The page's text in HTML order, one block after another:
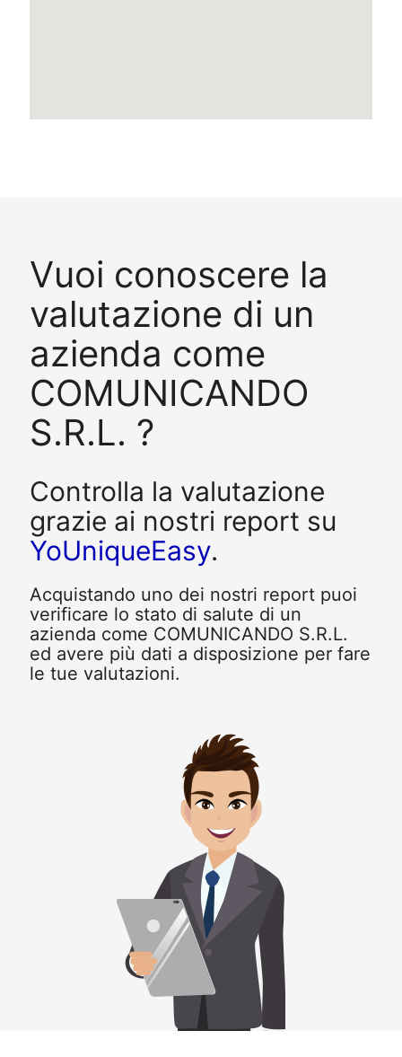
Vuoi conoscere la
valutazione di un
azienda come
COMUNICANDO
S.R.L. ?
Controlla la valutazione
grazie ai nostri report su
YoUniqueEasy.
Acquistando uno dei nostri report puoi
verificare lo stato di salute di un
azienda come COMUNICANDO S.R.L.
ed avere più dati a disposizione per fare
le tue valutazioni.